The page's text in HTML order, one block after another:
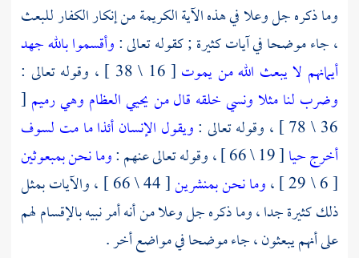
وما ذكره جل وعلا في هذه الآية الكريمة من إنكار الكفار للبعث
، جاء موضحا في آيات كثيرة ; كقوله تعالى :وأقسموا بالله جهد
أيمانهم لا يبعث الله من يموت [ 16 \ 38 ] ، وقوله تعالى :
وضرب لنا مثلا ونسي خلقه قال من يحيي العظام وهي رميم [
36 \ 78 ] ، وقوله تعالى :
ويقول الإنسان أئذا ما مت لسوف
أخرج حيا[ 19 \ 66 ] ، وقوله تعالى عنهم :
وما نحن بمبعوثين
[ 6 \ 29 ] ،
وما نحن بمنشرين
[ 44 \ 66 ] ، والآيات بمثل
ذلك كثيرة جدا ، وما ذكره جل وعلا من أنه أمر نبيه بالإقسام لهم
على أنهم يبعثون ، جاء موضحا في مواضع أخر .